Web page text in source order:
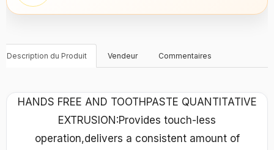
Description du Produit Vendeur Commentaires
HANDS FREE AND TOOTHPASTE QUANTITATIVE
EXTRUSION:Provides touch-less
operation,delivers a consistent amount of